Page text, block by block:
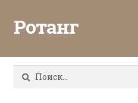
Ротанг
Каталог
Найти: